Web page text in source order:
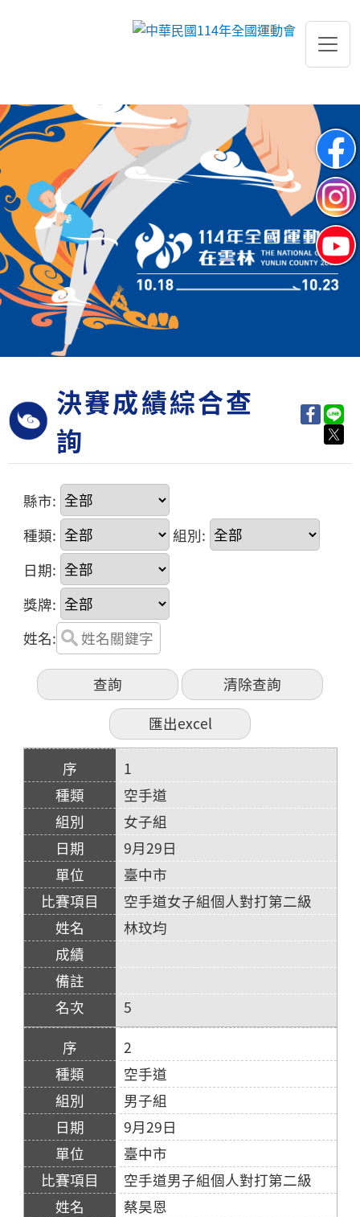
跳到主要內容
決賽成績綜合查
詢
縣市:
種類:
組別:
日期:
獎牌:
姓名:
1
空手道
女子組
9月29日
臺中市
空手道女子組個人對打第二級
林玟均
5
2
空手道
男子組
9月29日
臺中市
空手道男子組個人對打第二級
蔡昊恩